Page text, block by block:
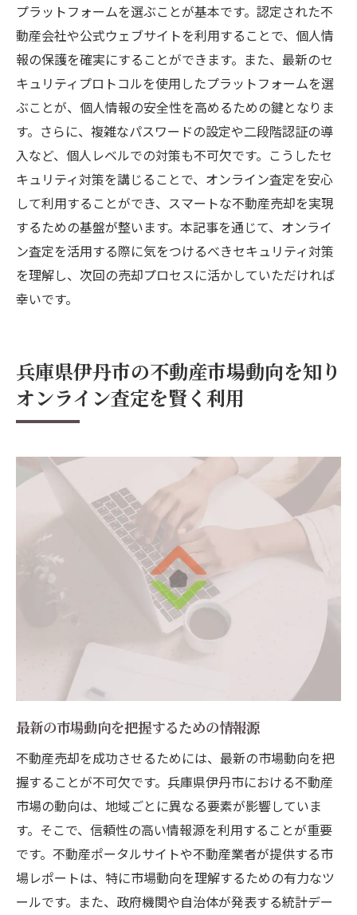
プラットフォームを選ぶことが基本です。認定された不
動産会社や公式ウェブサイトを利用することで、個人情
報の保護を確実にすることができます。また、最新のセ
キュリティプロトコルを使用したプラットフォームを選
ぶことが、個人情報の安全性を高めるための鍵となりま
す。さらに、複雑なパスワードの設定や二段階認証の導
入など、個人レベルでの対策も不可欠です。こうしたセ
キュリティ対策を講じることで、オンライン査定を安心
して利用することができ、スマートな不動産売却を実現
するための基盤が整います。本記事を通じて、オンライ
ン査定を活用する際に気をつけるべきセキュリティ対策
を理解し、次回の売却プロセスに活かしていただければ
幸いです。
兵庫県伊丹市の不動産市場動向を知り
オンライン査定を賢く利用
最新の市場動向を把握するための情報源
不動産売却を成功させるためには、最新の市場動向を把
握することが不可欠です。兵庫県伊丹市における不動産
市場の動向は、地域ごとに異なる要素が影響していま
す。そこで、信頼性の高い情報源を利用することが重要
です。不動産ポータルサイトや不動産業者が提供する市
場レポートは、特に市場動向を理解するための有力なツ
ールです。また、政府機関や自治体が発表する統計デー